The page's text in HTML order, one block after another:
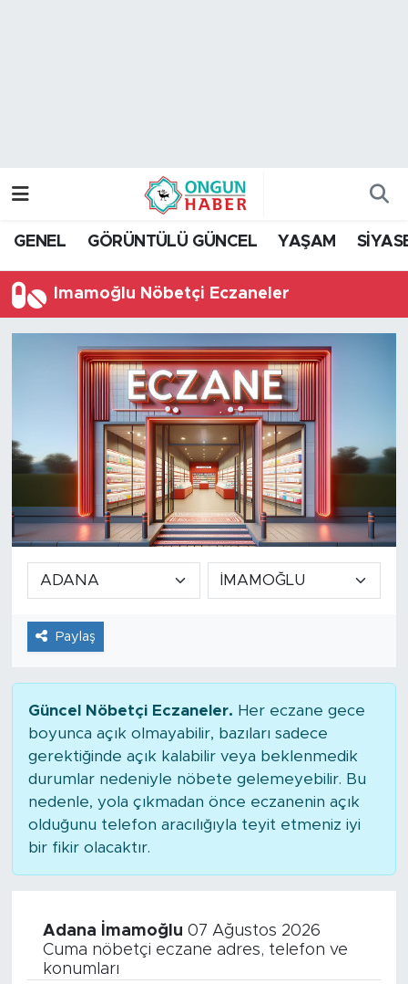
GENEL GÖRÜNTÜLÜ GÜNCEL YAŞAM
İmamoğlu Nöbetçi Eczaneler
Paylaş
Güncel Nöbetçi Eczaneler. Her eczane gece
boyunca açık olmayabilir, bazıları sadece
gerektiğinde açık kalabilir veya beklenmedik
durumlar nedeniyle nöbete gelemeyebilir. Bu
nedenle, yola çıkmadan önce eczanenin açık
olduğunu telefon aracılığıyla teyit etmeniz iyi
bir fikir olacaktır.
Adana İmamoğlu 07 Ağustos 2026
Cuma nöbetçi eczane adres, telefon ve
konumları
Trafik Durumu
Tüm Manşetler
Son Dakika Haberleri
Haber Arşivi